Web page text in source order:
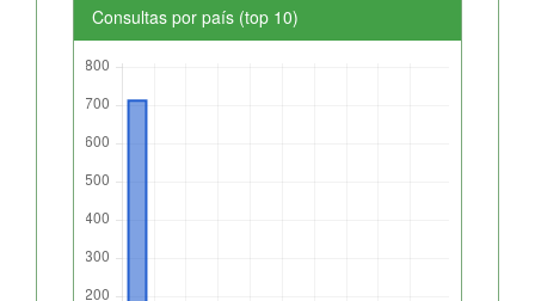
Consultas por país (top 10)